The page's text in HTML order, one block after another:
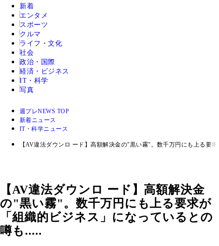
新着
エンタメ
スポーツ
クルマ
ライフ・文化
社会
政治・国際
経済・ビジネス
IT・科学
写真
週プレNEWS TOP
新着ニュース
IT・科学ニュース
【AV違法ダウンロ ード】高額解決金の"黒い霧"。数千万円にも上る要
【AV違法ダウンロ ード】高額解決金
の"黒い霧"。数千万円にも上る要求が
「組織的ビジネス」になっているとの
噂も.....